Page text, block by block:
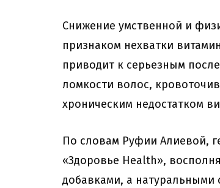
Снижение умственной и
признаком нехватки
приводит к серьезным
ломкости волос,
хроническим недостатком
По словам Руфии Алиевой,
«Здоровье Health»,
добавками, а